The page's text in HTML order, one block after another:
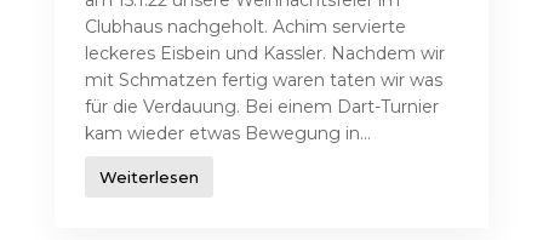
Clubhaus nachgeholt. Achim servierte
leckeres Eisbein und Kassler. Nachdem wir
mit Schmatzen fertig waren taten wir was
für die Verdauung. Bei einem Dart-Turnier
kam wieder etwas Bewegung in...
Weiterlesen